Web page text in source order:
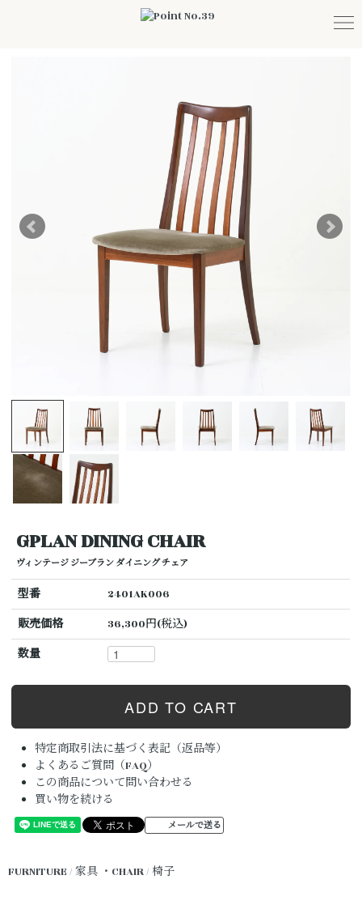
GPLAN DINING CHAIR
ヴィンテージ ジープラン ダイニング チェア
型番
2401AK006
販売価格
36,300円(税込)
数量
特定商取引法に基づく表記（返品等）
よくあるご質問（FAQ）
この商品について問い合わせる
買い物を続ける
メールで送る
FURNITURE / 家具 ・CHAIR / 椅子